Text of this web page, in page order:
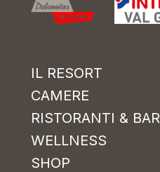
IL RESORT
CAMERE
RISTORANTI & BAR
WELLNESS
SHOP